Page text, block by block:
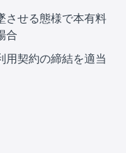
させる態様で本有料
合
用契約の締結を適当